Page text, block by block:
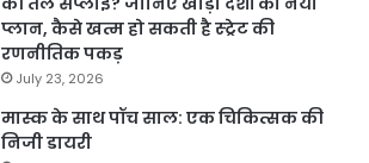
प्लान, कैसे खत्म हो सकती है स्ट्रेट की
रणनीतिक पकड़
July 23, 2026
मास्क के साथ पॉच साल: एक चिकित्सक की
निजी डायरी